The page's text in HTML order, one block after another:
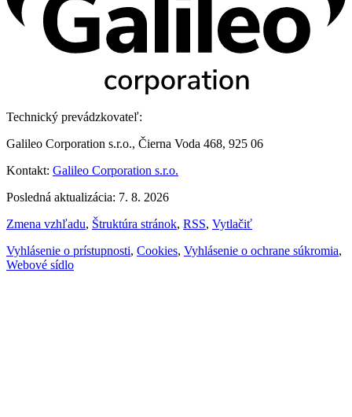
Technický prevádzkovateľ:
Galileo Corporation s.r.o., Čierna Voda 468, 925 06
Kontakt: Galileo Corporation s.r.o.
Posledná aktualizácia: 7. 8. 2026
Zmena vzhľadu, Štruktúra stránok, RSS, Vytlačiť
Vyhlásenie o prístupnosti, Cookies, Vyhlásenie o ochrane súkromia,
Webové sídlo